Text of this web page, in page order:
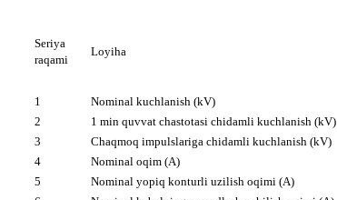
Seriya
raqami
Loyiha
1 Nominal kuchlanish (kV)
2
1 min quvvat chastotasi chidamli kuchlanish (kV)
3
Chaqmoq impulslariga chidamli kuchlanish (kV)
4
Nominal oqim (A)
5
Nominal yopiq konturli uzilish oqimi (A)